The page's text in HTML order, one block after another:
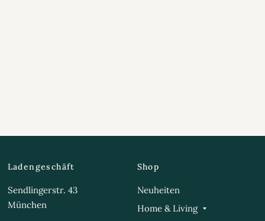
Ladengeschäft
Sendlingerstr. 43
München
Shop
Neuheiten
Home & Living